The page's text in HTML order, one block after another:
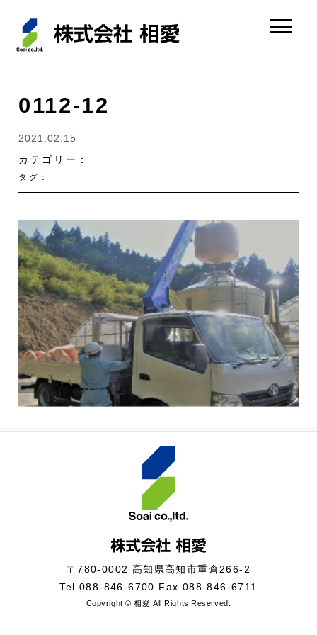
0112-12
2021.02.15
カテゴリー：
タグ：
〒780-0002 高知県高知市重倉266-2
Tel.088-846-6700 Fax.088-846-6711
Copyright © 相愛 All Rights Reserved.